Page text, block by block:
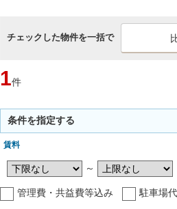
チェックした物件を一括で
1件
条件を指定する
賃料
～
管理費・共益費等込み 駐車場